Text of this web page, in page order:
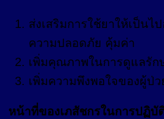
ส่งเสริมการใช้ยาให้เป็นไ
ความปลอดภัย คุ้มค่า
เพิ่มคุณภาพในการดูแลรัก
เพิ่มความพึงพอใจของผู้ป่ว
หน้าที่ของเภสัชกรในการปฏิบั